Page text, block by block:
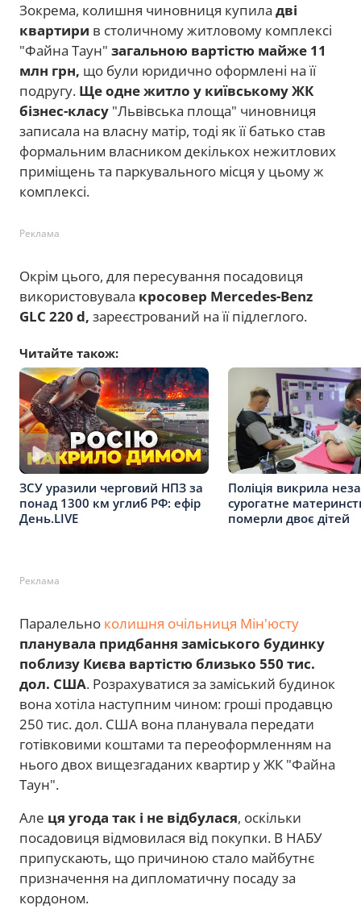
Зокрема, колишня чиновниця купила дві
квартири в столичному житловому комплексі
"Файна Таун" загальною вартістю майже 11
млн грн, що були юридично оформлені на її
подругу. Ще одне житло у київському ЖК
бізнес-класу "Львівська площа" чиновниця
записала на власну матір, тоді як її батько став
формальним власником декількох нежитлових
приміщень та паркувального місця у цьому ж
комплексі.
Реклама
Окрім цього, для пересування посадовиця
використовувала кросовер Mercedes-Benz
GLC 220 d, зареєстрований на її підлеглого.
Читайте також:
ЗСУ уразили черговий НПЗ за
понад 1300 км углиб РФ: ефір
День.LIVE
Поліція викрила
сурогатне
померли двоє дітей
Реклама
Паралельно колишня очільниця Мін'юсту
планувала придбання заміського будинку
поблизу Києва вартістю близько 550 тис.
дол. США. Розрахуватися за заміський будинок
вона хотіла наступним чином: гроші продавцю
250 тис. дол. США вона планувала передати
готівковими коштами та переоформленням на
нього двох вищезгаданих квартир у ЖК "Файна
Таун".
Але ця угода так і не відбулася, оскільки
посадовиця відмовилася від покупки. В НАБУ
припускають, що причиною стало майбутнє
призначення на дипломатичну посаду за
кордоном.